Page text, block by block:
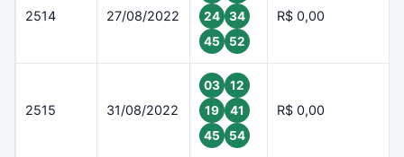
2514 27/08/2022
24
34
45
52
R$ 0,00
2515 31/08/2022
03
12
19
41
45
54
R$ 0,00